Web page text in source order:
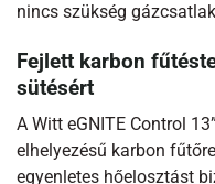
nincs szükség
Fejlett karbon
sütésért
A Witt eGNITE Control
elhelyezésű karbon
egyenletes hőelosztást